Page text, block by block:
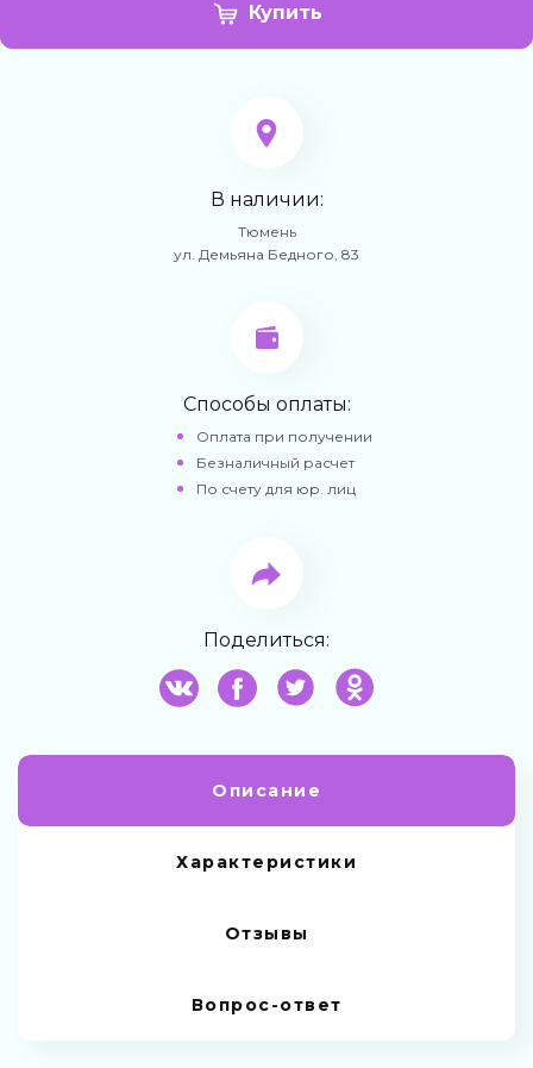
Купить
В наличии:
Тюмень
ул. Демьяна Бедного, 83
Способы оплаты:
Оплата при получении
Безналичный расчет
По счету для юр. лиц
Поделиться:
Описание
Характеристики
Отзывы
Вопрос-ответ